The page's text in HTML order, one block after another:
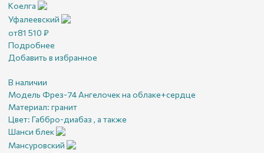
Коелга
Уфалеевский
от81 510 ₽
Подробнее
Добавить в избранное
В наличии
Модель Фрез-74 Ангелочек на облаке+сердце
Материал: гранит
Цвет: Габбро-диабаз , а также
Шанси блек
Мансуровский